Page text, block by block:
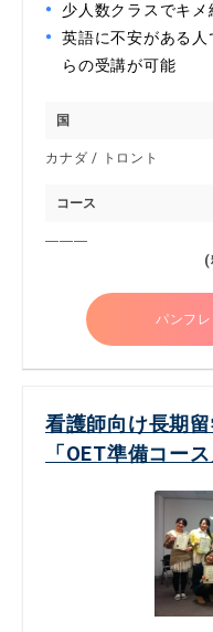
少人数クラスでキ
英語に不安がある
らの受講が可能
国
カナダ / トロント
コース
―――
(
パンフ
看護師向け長期
「OET準備コース